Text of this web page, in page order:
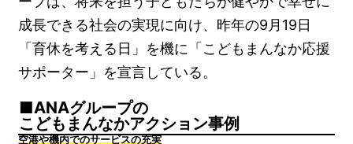
成長できる社会の実現に向け、昨年の9月19日
「育休を考える日」を機に「こどもまんなか応援
サポーター」を宣言している。
ANAグループの
こどもまんなかアクション事例
空港や機内でのサービスの充実